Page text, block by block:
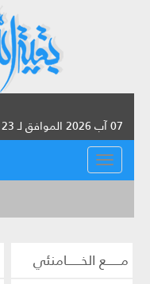
07 آب 2026 الموافق لـ 23 صفر 1448
القائمة
مــــــع الخــــــامنئي